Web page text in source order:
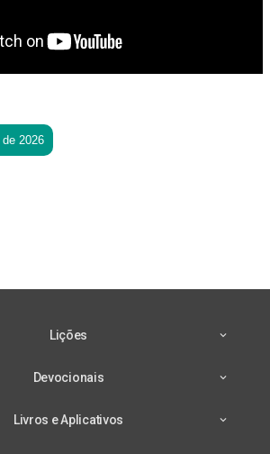
2026
Lições
Devocionais
Livros e Aplicativos